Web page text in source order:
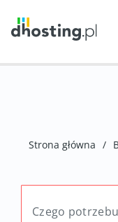
Strona główna /